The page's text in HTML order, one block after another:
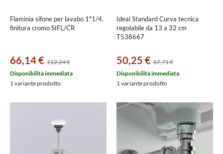
Flaminia sifone per lavabo 1"1/4,
finitura cromo SIFL/CR
66,14 € 112,24 €
Disponibilità immediata
1 variante prodotto
Ideal Standard Curva tecnica
regolabile da 13 a 32 cm
T538667
50,25 € 67,71 €
Disponibilità immediata
1 variante prodotto